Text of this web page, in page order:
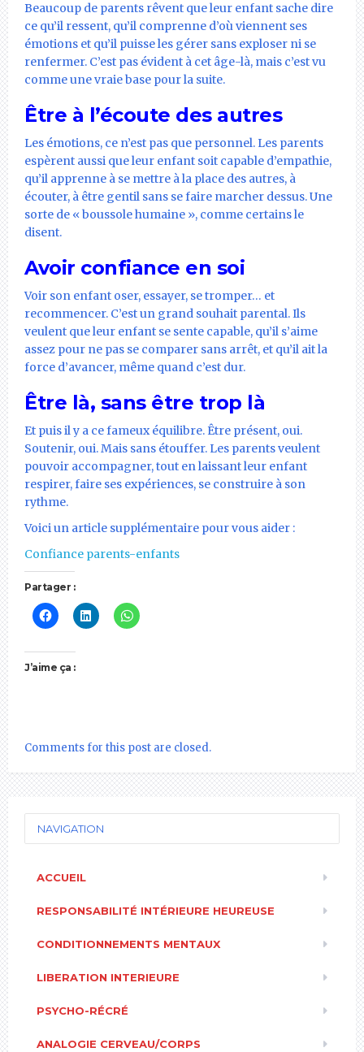
Beaucoup de parents rêvent que leur enfant sache dire
ce qu’il ressent, qu’il comprenne d’où viennent ses
émotions et qu’il puisse les gérer sans exploser ni se
renfermer. C’est pas évident à cet âge-là, mais c’est vu
comme une vraie base pour la suite.
Être à l’écoute des autres
Les émotions, ce n’est pas que personnel. Les parents
espèrent aussi que leur enfant soit capable d’empathie,
qu’il apprenne à se mettre à la place des autres, à
écouter, à être gentil sans se faire marcher dessus. Une
sorte de « boussole humaine », comme certains le
disent.
Avoir confiance en soi
Voir son enfant oser, essayer, se tromper… et
recommencer. C’est un grand souhait parental. Ils
veulent que leur enfant se sente capable, qu’il s’aime
assez pour ne pas se comparer sans arrêt, et qu’il ait la
force d’avancer, même quand c’est dur.
Être là, sans être trop là
Et puis il y a ce fameux équilibre. Être présent, oui.
Soutenir, oui. Mais sans étouffer. Les parents veulent
pouvoir accompagner, tout en laissant leur enfant
respirer, faire ses expériences, se construire à son
rythme.
Voici un article supplémentaire pour vous aider :
Confiance parents-enfants
Partager :
J’aime ça :
Comments for this post are closed.
NAVIGATION
ACCUEIL
RESPONSABILITÉ INTÉRIEURE HEUREUSE
CONDITIONNEMENTS MENTAUX
LIBERATION INTERIEURE
PSYCHO-RÉCRÉ
ANALOGIE CERVEAU/CORPS